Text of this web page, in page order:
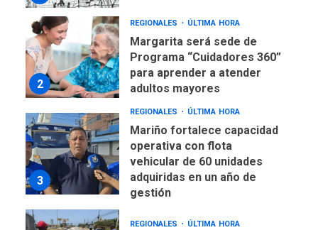
2
REGIONALES ÚLTIMA HORA
Margarita será sede de
Programa “Cuidadores 360”
para aprender a atender
adultos mayores
3
REGIONALES ÚLTIMA HORA
Mariño fortalece capacidad
operativa con flota
vehicular de 60 unidades
adquiridas en un año de
gestión
REGIONALES ÚLTIMA HORA